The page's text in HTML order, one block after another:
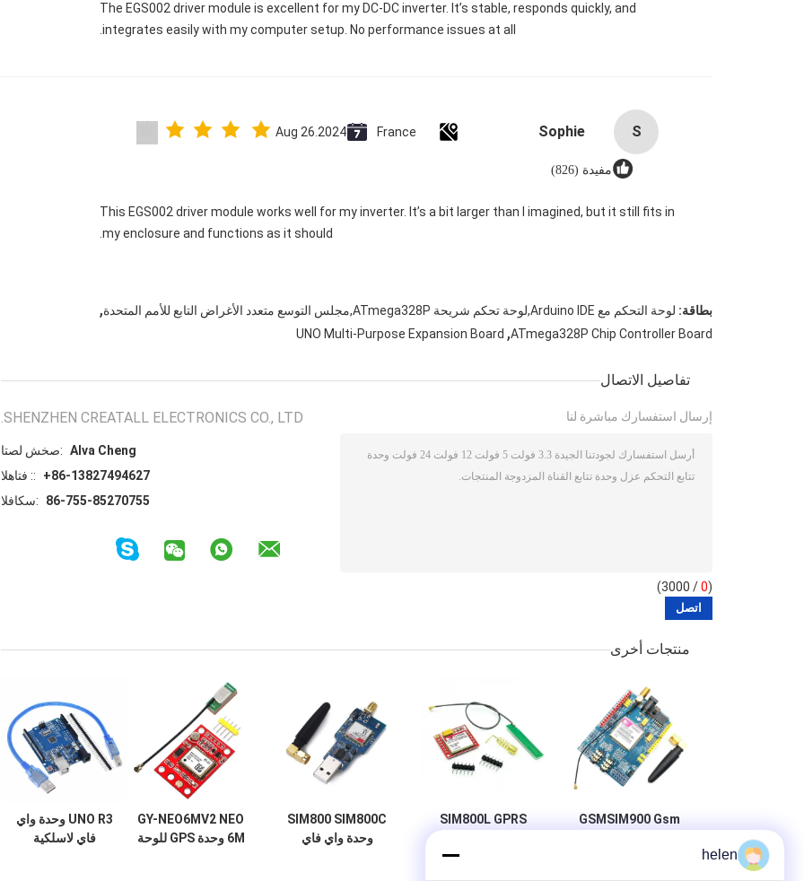
The EGS002 driver module is excellent for my DC-DC inverter. It’s stable, responds quickly, and
integrates easily with my computer setup. No performance issues at all.
S
Sophie
France
Aug 26.2024
مفيدة (826)
This EGS002 driver module works well for my inverter. It’s a bit larger than I imagined, but it still fits in
my enclosure and functions as it should.
بطاقة: لوحة التحكم مع Arduino IDE,لوحة تحكم شريحة ATmega328P,مجلس التوسع متعدد الأغراض التابع للأمم المتحدة ,
ATmega328P Chip Controller Board
,
UNO Multi-Purpose Expansion Board
تفاصيل الاتصال
SHENZHEN CREATALL ELECTRONICS CO., LTD.
اتصل شخص: Alva Cheng
الهاتف ::
+86-13827494627
الفاكس:
86-755-85270755
إرسال استفسارك مباشرة لنا
(
0
/ 3000)
منتجات أخرى
GSMSIM900 Gsm
SIM800L GPRS
SIM الصغيرة
SIM800 SIM800C
وحدة واي فاي
GY-NEO6MV2 NEO
6M وحدة GPS للوحة
UNO R3 وحدة واي
فاي لاسلكية
helen